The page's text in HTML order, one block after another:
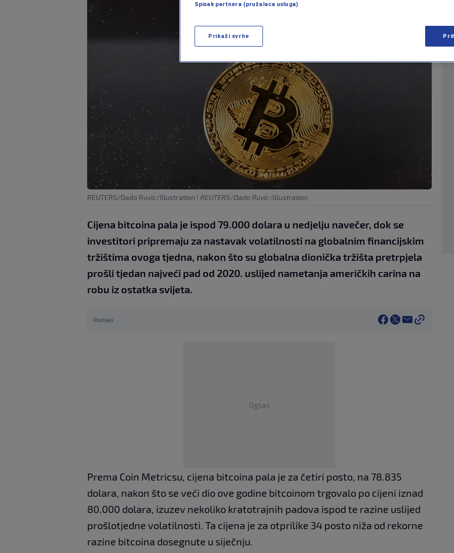
VIRALNO
VIDEO
REUTERS/Dado Ruvic/Illustration | REUTERS/Dado Ruvic/Illustration
Cijena bitcoina pala je ispod 79.000 dolara u nedjelju navečer, dok se
investitori pripremaju za nastavak volatilnosti na globalnim financijskim
tržištima ovoga tjedna, nakon što su globalna dionička tržišta pretrpjela
prošli tjedan najveći pad od 2020. uslijed nametanja američkih carina na
robu iz ostatka svijeta.
Podijeli
Oglas
Prema Coin Metricsu, cijena bitcoina pala je za četiri posto, na 78.835
dolara, nakon što se veći dio ove godine bitcoinom trgovalo po cijeni iznad
80.000 dolara, izuzev nekoliko kratotrajnih padova ispod te razine uslijed
prošlotjedne volatilnosti. Ta cijena je za otprilike 34 posto niža od rekorne
razine bitcoina dosegnute u siječnju.
Spisak partnera (pružalaca usluga)
Prikaži svrhe